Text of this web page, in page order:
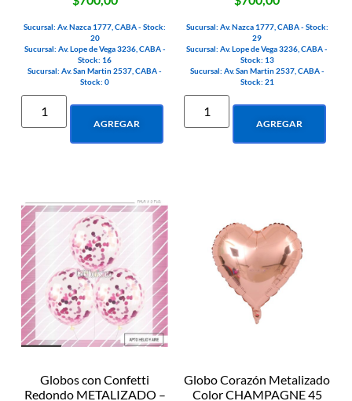
Sucursal: Av. Nazca 1777, CABA - Stock:
20
Sucursal: Av. Lope de Vega 3236, CABA -
Stock: 16
Sucursal: Av. San Martin 2537, CABA -
Stock: 0
AGREGAR
Sucursal: Av. Nazca 1777, CABA - Stock:
29
Sucursal: Av. Lope de Vega 3236, CABA -
Stock: 13
Sucursal: Av. San Martin 2537, CABA -
Stock: 21
AGREGAR
Globos con Confetti
Redondo METALIZADO –
Globo Corazón Metalizado
Color CHAMPAGNE 45